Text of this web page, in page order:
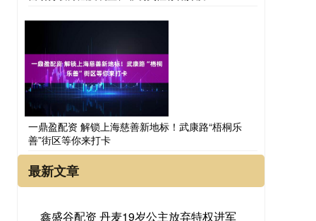
一鼎盈配资 解锁上海慈善新地标！武康路“梧桐乐
善”街区等你来打卡
最新文章
鑫盛谷配资 丹麦19岁公主放弃特权进军